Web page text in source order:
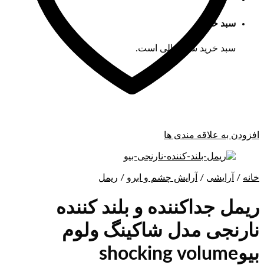
سبد خرید
سبد خرید شما خالی است.
افزودن به علاقه مندی ها
خانه / آرایشی / آرایش چشم و ابرو / ریمل
ریمل جداکننده و بلند کننده
نارنجی مدل شاکینگ ولوم
بیوshocking volume